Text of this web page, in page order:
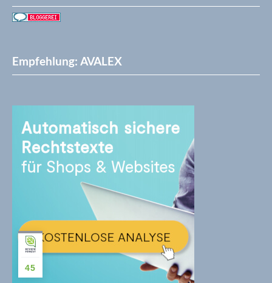
Empfehlung: AVALEX
45